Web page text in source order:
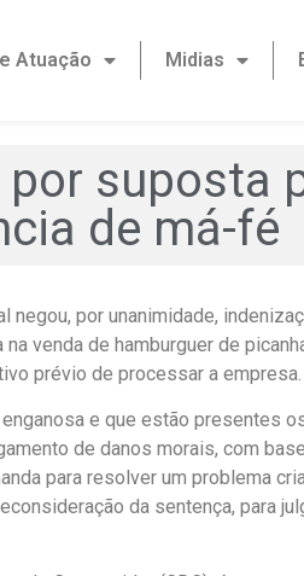
Atuação Midias
suposta
de má-fé
por unanimidade,
venda de hamburguer de
prévio de processar a empresa.
e que estão presentes
de danos morais, com
para resolver um problema
da sentença, para